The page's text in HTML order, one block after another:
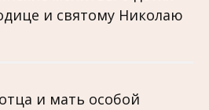
и мать особой